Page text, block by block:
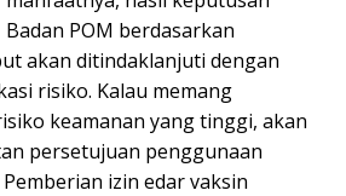
Badan POM berdasarkan
akan ditindaklanjuti dengan
risiko. Kalau memang
keamanan yang tinggi, akan
persetujuan penggunaan
izin edar vaksin